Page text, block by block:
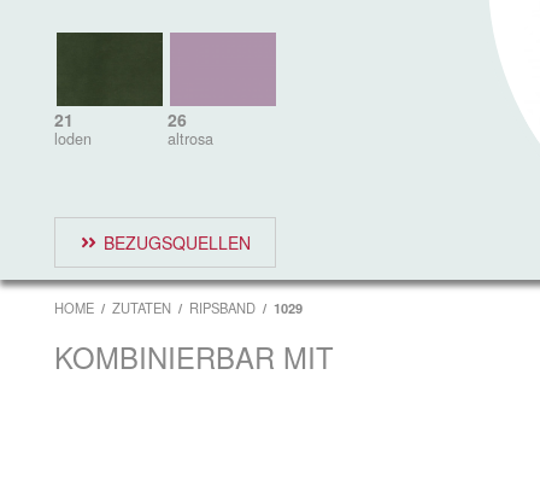
21
loden
26
altrosa
BEZUGSQUELLEN
HOME ZUTATEN RIPSBAND 1029
KOMBINIERBAR MIT